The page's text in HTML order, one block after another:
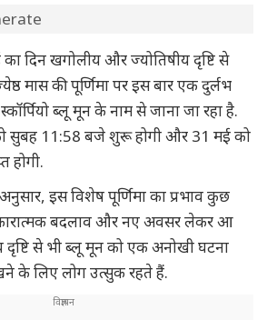
दिन खगोलीय और ज्योतिषीय दृष्टि से
मास की पूर्णिमा पर इस बार एक दुर्लभ
ब्लू मून के नाम से जाना जा रहा है.
सुबह 11:58 बजे शुरू होगी और 31 मई को
होगी.
इस विशेष पूर्णिमा का प्रभाव कुछ
बदलाव और नए अवसर लेकर आ
से भी ब्लू मून को एक अनोखी घटना
के लिए लोग उत्सुक रहते हैं.